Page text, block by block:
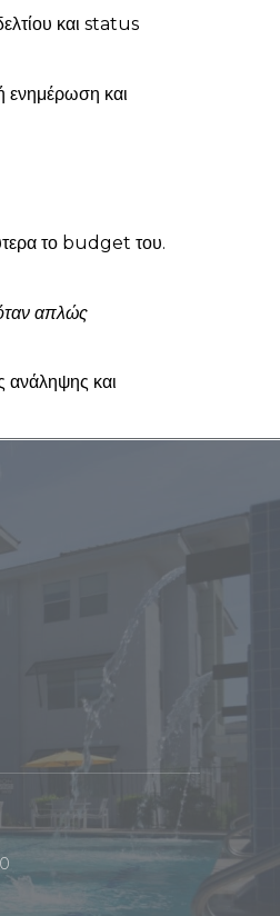
και status
ενημέρωση και
το budget του.
απλώς
ανάληψης και